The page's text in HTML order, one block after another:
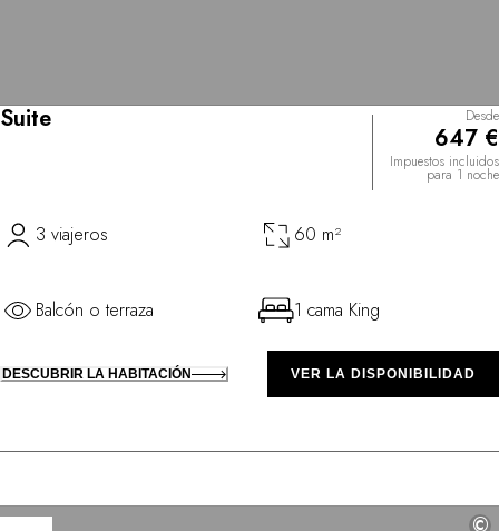
Suite Desde
647 €
Impuestos incluidos
para 1 noche
3 viajeros 60 m²
Balcón o terraza 1 cama King
DESCUBRIR LA HABITACIÓN VER LA DISPONIBILIDAD